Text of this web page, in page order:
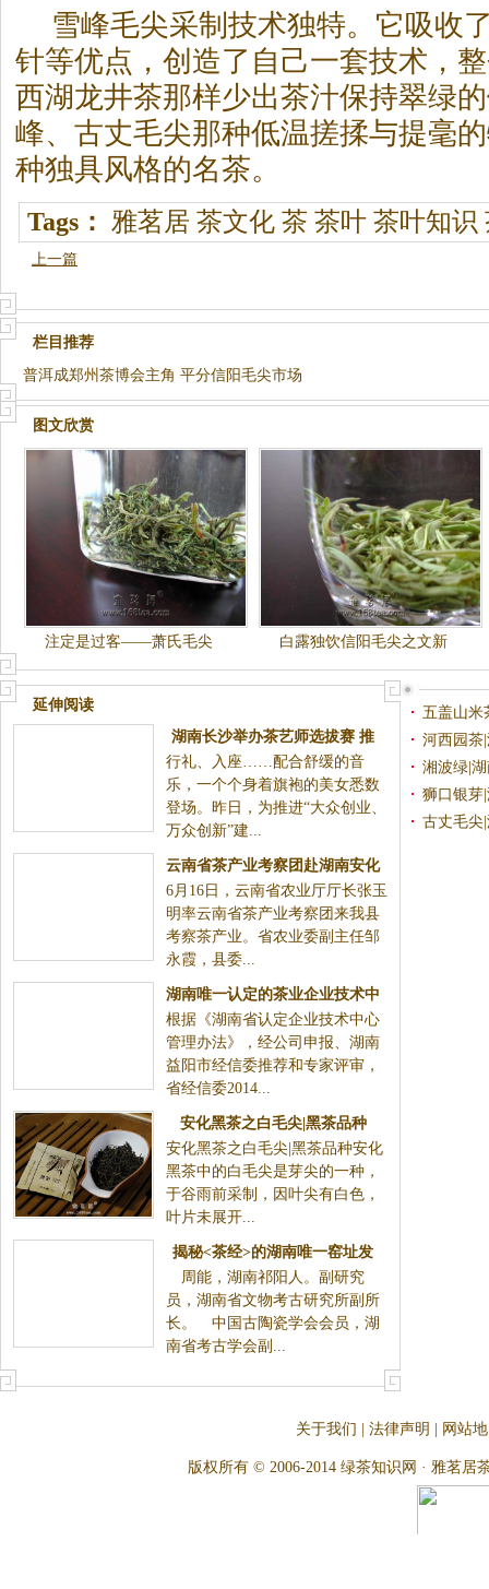
雪峰毛尖采制技术独特。它吸收
针等优点，创造了自己一套技术，
西湖龙井茶那样少出茶汁保持翠绿
峰、古丈毛尖那种低温搓揉与提毫
种独具风格的名茶。
Tags： 雅茗居 茶文化 茶 茶叶 茶叶知识
上一篇
栏目推荐
普洱成郑州茶博会主角 平分信阳毛尖市场
图文欣赏
注定是过客——萧氏毛尖 白露独饮信阳毛尖之文新
延伸阅读
湖南长沙举办茶艺师选拔赛 推
进“大众创业、万众创新”
行礼、入座……配合舒缓的音
乐，一个个身着旗袍的美女悉数
登场。昨日，为推进“大众创业、
万众创新”建...
云南省茶产业考察团赴湖南安化
考察
6月16日，云南省农业厅厅长张玉
明率云南省茶产业考察团来我县
考察茶产业。省农业委副主任邹
永霞，县委...
湖南唯一认定的茶业企业技术中
心落户白沙溪茶厂
根据《湖南省认定企业技术中心
管理办法》，经公司申报、湖南
益阳市经信委推荐和专家评审，
省经信委2014...
安化黑茶之白毛尖|黑茶品种
安化黑茶之白毛尖|黑茶品种安化
黑茶中的白毛尖是芽尖的一种，
于谷雨前采制，因叶尖有白色，
叶片未展开...
揭秘<茶经>的湖南唯一窑址发
掘史
周能，湖南祁阳人。副研究
员，湖南省文物考古研究所副所
长。 中国古陶瓷学会会员，湖
南省考古学会副...
五盖山米
河西园茶
湘波绿|
狮口银芽
古丈毛尖
关于我们 法律声明 网站
版权所有 © 2006-2014 绿茶知识网 · 雅茗居